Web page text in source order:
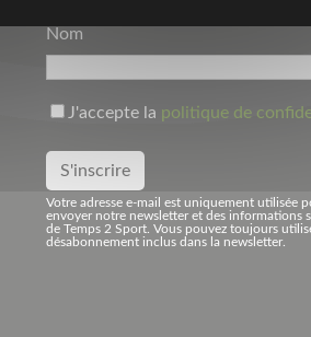
Nom
J'accepte la politique de
Votre adresse e-mail est uniquement utilisée
envoyer notre newsletter et des informations
de Temps 2 Sport. Vous pouvez toujours
désabonnement inclus dans la newsletter.